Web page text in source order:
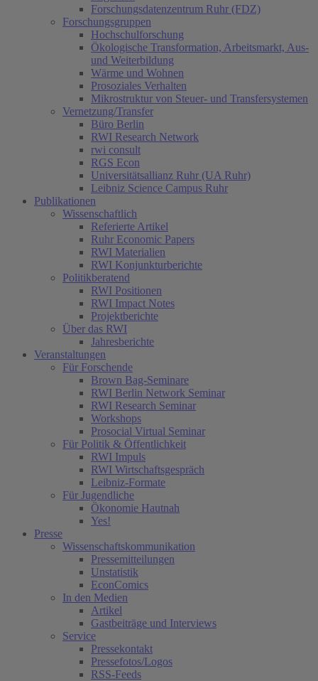
Forschungsdatenzentrum Ruhr (FDZ)
Forschungsgruppen
Hochschulforschung
Ökologische Transformation, Arbeitsmarkt, Aus-
und Weiterbildung
Wärme und Wohnen
Prosoziales Verhalten
Mikrostruktur von Steuer- und Transfersystemen
Vernetzung/Transfer
Büro Berlin
RWI Research Network
rwi consult
RGS Econ
Universitätsallianz Ruhr (UA Ruhr)
Leibniz Science Campus Ruhr
Publikationen
Wissenschaftlich
Referierte Artikel
Ruhr Economic Papers
RWI Materialien
RWI Konjunkturberichte
Politikberatend
RWI Positionen
RWI Impact Notes
Projektberichte
Über das RWI
Jahresberichte
Veranstaltungen
Für Forschende
Brown Bag-Seminare
RWI Berlin Network Seminar
RWI Research Seminar
Workshops
Prosocial Virtual Seminar
Für Politik & Öffentlichkeit
RWI Impuls
RWI Wirtschaftsgespräch
Leibniz-Formate
Für Jugendliche
Ökonomie Hautnah
Yes!
Presse
Wissenschaftskommunikation
Pressemitteilungen
Unstatistik
EconComics
In den Medien
Artikel
Gastbeiträge und Interviews
Service
Pressekontakt
Pressefotos/Logos
RSS-Feeds